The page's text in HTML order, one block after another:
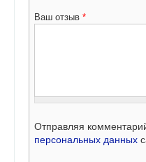
Ваш отзыв *
Отправляя
персональных данных